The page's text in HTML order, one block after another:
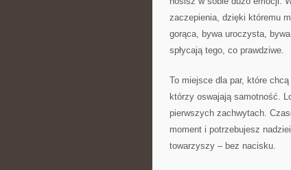
zaczepienia, dzięki któremu
gorąca, bywa uroczysta,
spłycają tego, co prawdziwe.
To miejsce dla par, które
którzy oswajają samotność.
pierwszych zachwytach.
moment i potrzebujesz
towarzyszy – bez nacisku.